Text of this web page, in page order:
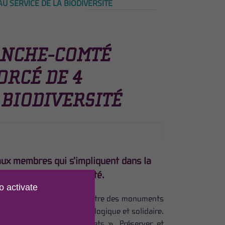
SERVICE DE LA BIODIVERSITÉ
COMTÉ
DE 4
membres qui s’impliquent dans la
– Franche-Comté.
Sites et Paysages et au titre des monuments
de la Transition écologique et solidaire.
activate